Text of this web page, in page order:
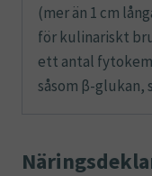
(mer än 1 cm
för kulinariskt
ett antal
såsom β-glukan,